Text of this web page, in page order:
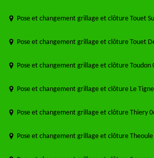
Pose et changement grillage et clôture Touet
Pose et changement grillage et clôture Touet
Pose et changement grillage et clôture Toudon
Pose et changement grillage et clôture Le
Pose et changement grillage et clôture Thiery
Pose et changement grillage et clôture